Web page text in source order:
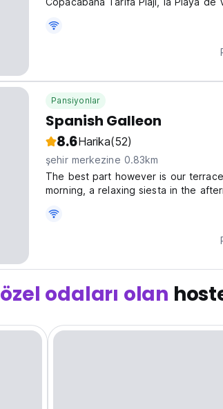
Pansiyonlar
Spanish Galleon
8.6Harika(52)
şehir merkezine 0.83km
The best part however is our
morning, a relaxing siesta in the
much charm as here! We also like to...
özel odaları olan